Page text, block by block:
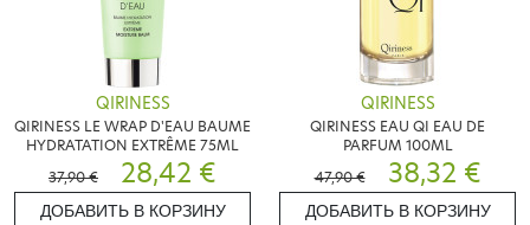
QIRINESS
QIRINESS LE WRAP D'EAU BAUME
HYDRATATION EXTRÊME 75ML
37,90 €
28,42 €
ДОБАВИТЬ В КОРЗИНУ
QIRINESS
QIRINESS EAU QI EAU DE
PARFUM 100ML
47,90 €
38,32 €
ДОБАВИТЬ В КОРЗИНУ